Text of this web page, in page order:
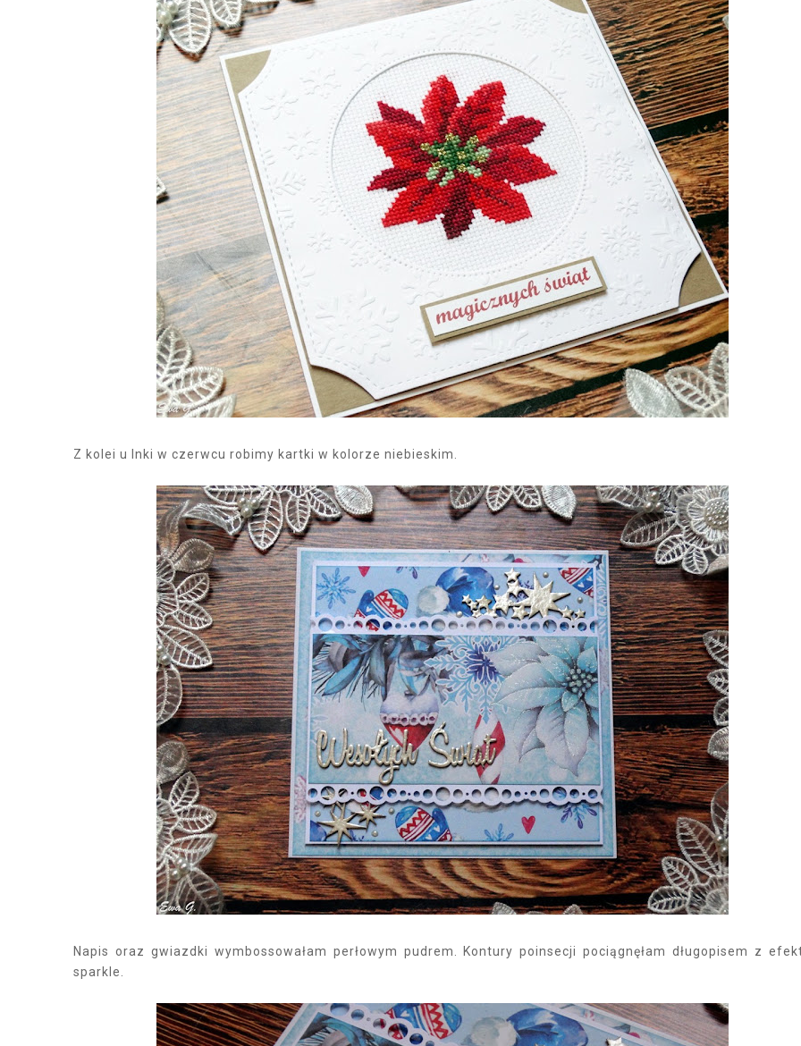
Z kolei u Inki w czerwcu robimy kartki w kolorze niebieskim.
Napis oraz gwiazdki wymbossowałam perłowym pudrem. Kontury poinsecji pociągnęłam długopisem z
sparkle.